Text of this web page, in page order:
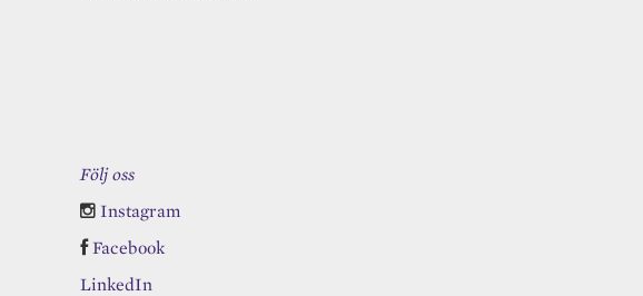
Följ oss
Instagram
Facebook
LinkedIn